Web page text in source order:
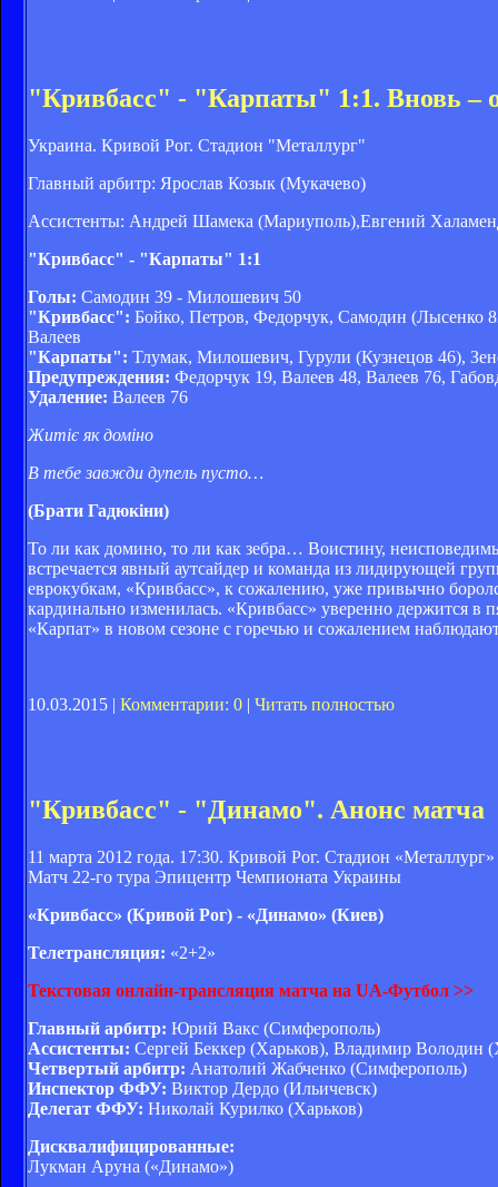
"Кривбасс" - "Карпаты" 1:1. Вновь –
Украина. Кривой Рог. Стадион "Металлург"
Главный арбитр: Ярослав Козык (Мукачево)
Ассистенты: Андрей Шамека (Мариуполь),Евгений
"Кривбасс" - "Карпаты" 1:1
Голы: Самодин 39 - Милошевич 50
"Кривбасс": Бойко, Петров, Федорчук, Самодин (Лысенко
Валеев
"Карпаты": Тлумак, Милошевич, Гурули (Кузнецов 46),
Предупреждения: Федорчук 19, Валеев 48, Валеев 76,
Удаление: Валеев 76
Житіє як доміно
В тебе завжди дупель пусто…
(Брати Гадюкіни)
То ли как домино, то ли как зебра… Воистину,
встречается явный аутсайдер и команда из лидирующей
еврокубкам, «Кривбасс», к сожалению, уже привычно
кардинально изменилась. «Кривбасс» уверенно держится в
«Карпат» в новом сезоне с горечью и сожалением
10.03.2015 | Комментарии: 0 | Читать полностью
"Кривбасс" - "Динамо". Анонс матча
11 марта 2012 года. 17:30. Кривой Рог. Стадион «Металлург»
Матч 22-го тура Эпицентр Чемпионата Украины
«Кривбасс» (Кривой Рог) - «Динамо» (Киев)
Телетрансляция: «2+2»
Текстовая онлайн-трансляция матча на UA-Футбол >>
Главный арбитр: Юрий Вакс (Симферополь)
Ассистенты: Сергей Беккер (Харьков), Владимир Володин
Четвертый арбитр: Анатолий Жабченко (Симферополь)
Инспектор ФФУ: Виктор Дердо (Ильичевск)
Делегат ФФУ: Николай Курилко (Харьков)
Дисквалифицированные:
Лукман Аруна («Динамо»)